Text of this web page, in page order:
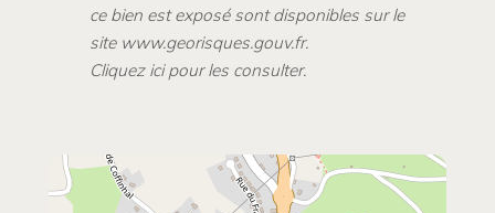
ce bien est exposé sont disponibles sur le
site www.georisques.gouv.fr.
Cliquez ici pour les consulter.